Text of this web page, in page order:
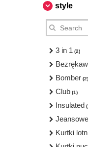
style
3 in 1 (2)
Bomber (2)
Club (1)
Insulated
Jeansowe
Kurtki